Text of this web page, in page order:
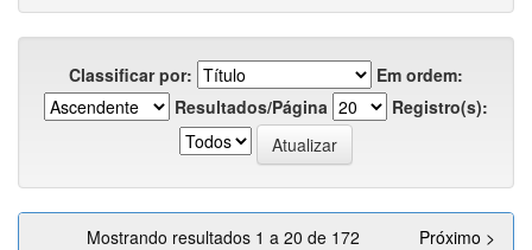
Classificar por:
Em ordem:
Resultados/Página
Registro(s):
Mostrando resultados 1 a 20 de 172
Próximo >